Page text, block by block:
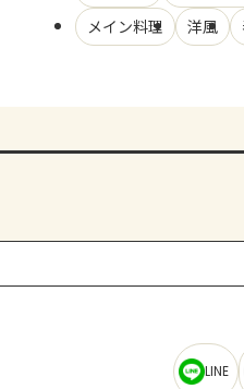
メイン料理
洋風
LINE